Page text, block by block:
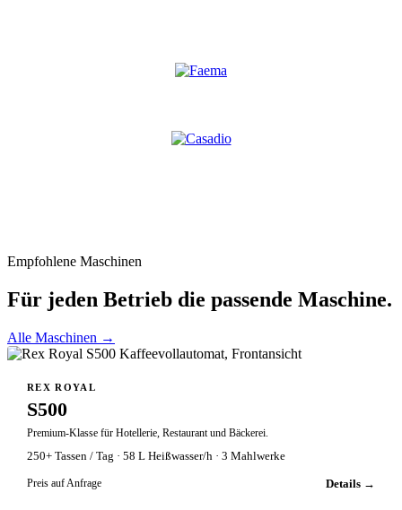
Empfohlene Maschinen
Für jeden Betrieb die passende Maschine.
Alle Maschinen →
REX ROYAL
S500
Premium-Klasse für Hotellerie, Restaurant und Bäckerei.
250+ Tassen / Tag · 58 L Heißwasser/h · 3 Mahlwerke
Preis auf Anfrage Details →